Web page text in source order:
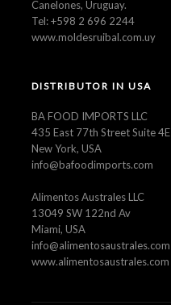
Canelones, Uruguay.
Tel: +598 2 696 2244
www.moldesruibal.com.uy
DISTRIBUTOR IN USA
BA FOOD IMPORTS LLC
435 East 77th Street Suite 4E
New York, USA
info@bafoodimports.com
Alimentos Australes LLC
13049 SW 122nd Av
Miami, USA
info@alimentosaustrales.com
www.alimentosaustrales.com